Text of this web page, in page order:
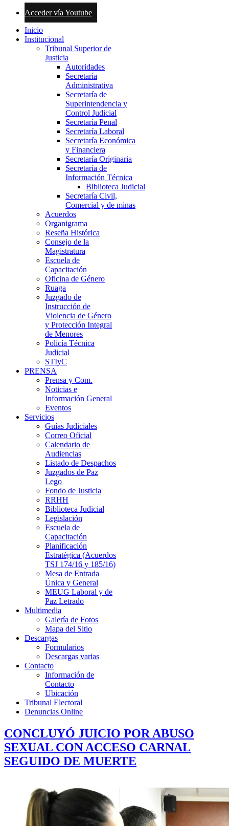
Acceder vía Youtube
Inicio
Institucional
Tribunal Superior de
Justicia
Autoridades
Secretaría
Administrativa
Secretaría de
Superintendencia y
Control Judicial
Secretaría Penal
Secretaría Laboral
Secretaría Económica
y Financiera
Secretaría Originaria
Secretaría de
Información Técnica
Biblioteca Judicial
Secretaría Civil,
Comercial y de minas
Acuerdos
Organigrama
Reseña Histórica
Consejo de la
Magistratura
Escuela de
Capacitación
Oficina de Género
Ruaga
Juzgado de
Instrucción de
Violencia de Género
y Protección Integral
de Menores
Policía Técnica
Judicial
STIyC
PRENSA
Prensa y Com.
Noticias e
Información General
Eventos
Servicios
Guías Judiciales
Correo Oficial
Calendario de
Audiencias
Listado de Despachos
Juzgados de Paz
Lego
Fondo de Justicia
RRHH
Biblioteca Judicial
Legislación
Escuela de
Capacitación
Planificación
Estratégica (Acuerdos
TSJ 174/16 y 185/16)
Mesa de Entrada
Única y General
MEUG Laboral y de
Paz Letrado
Multimedia
Galería de Fotos
Mapa del Sitio
Descargas
Formularios
Descargas varias
Contacto
Información de
Contacto
Ubicación
Tribunal Electoral
Denuncias Online
CONCLUYÓ JUICIO POR ABUSO
SEXUAL CON ACCESO CARNAL
SEGUIDO DE MUERTE